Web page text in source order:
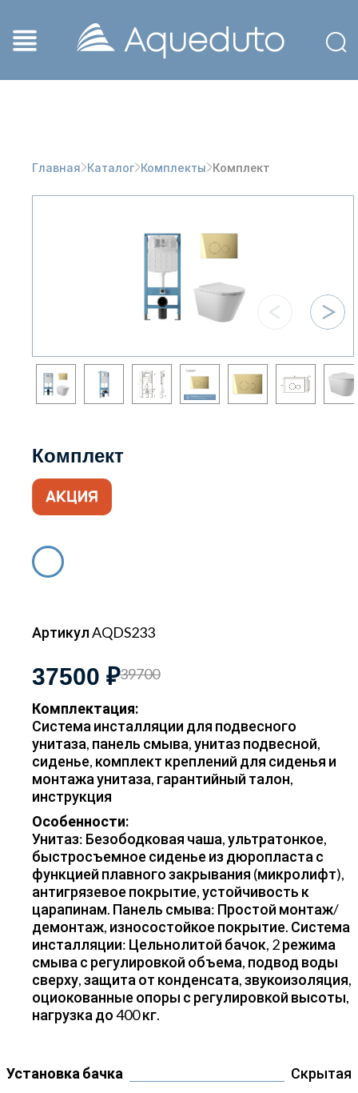
Главная Каталог Комплекты Комплект
Комплект
Артикул AQDS233
37500 ₽39700
Комплектация:
Система инсталляции для подвесного
унитаза, панель смыва, унитаз подвесной,
сиденье, комплект креплений для сиденья и
монтажа унитаза, гарантийный талон,
инструкция
Особенности:
Унитаз: Безободковая чаша, ультратонкое,
быстросъемное сиденье из дюропласта с
функцией плавного закрывания (микролифт),
антигрязевое покрытие, устойчивость к
царапинам. Панель смыва: Простой монтаж/
демонтаж, износостойкое покрытие. Система
инсталляции: Цельнолитой бачок, 2 режима
смыва с регулировкой объема, подвод воды
сверху, защита от конденсата, звукоизоляция,
оциокованные опоры с регулировкой высоты,
нагрузка до 400 кг.
Установка бачка
Скрытая